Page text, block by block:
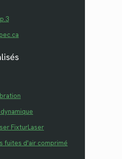
FixturLaser
fuites d'air comprimé